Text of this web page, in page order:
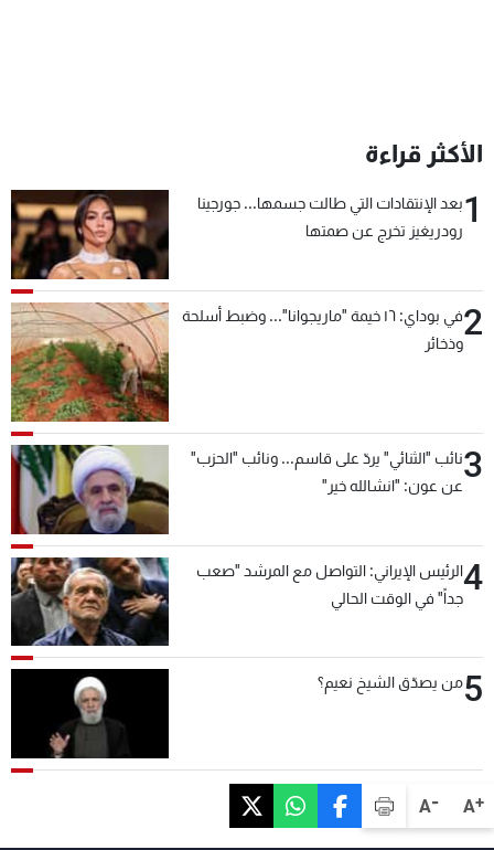
A+
A-
الأكثر قراءة
1بعد الإنتقادات التي طالت جسمها... جورجينا
رودريغيز تخرج عن صمتها
2
في بوداي: ١٦ خيمة "ماريجوانا"... وضبط أسلحة
وذخائر
3نائب "الثنائي" يردّ على قاسم... ونائب "الحزب"
عن عون: "انشالله خير"
4الرئيس الإيراني: التواصل مع المرشد "صعب
جداً" في الوقت الحالي
5من يصدّق الشيخ نعيم؟